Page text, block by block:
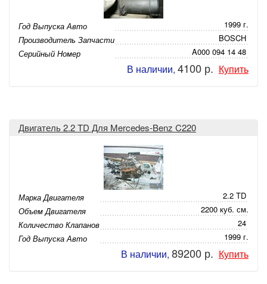
Год Выпуска Авто
1999 г.
Производитель Запчасти
BOSCH
Серийный Номер
A000 094 14 48
В наличии, 4100 р. Купить
Двигатель 2.2 TD Для Mercedes-Benz C220
Марка Двигателя
2.2 TD
Объем Двигателя
2200 куб. см.
Количество Клапанов
24
Год Выпуска Авто
1999 г.
В наличии, 89200 р. Купить